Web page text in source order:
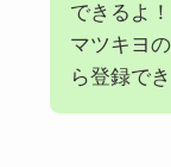
できるよ！
マツキヨ
ら登録で